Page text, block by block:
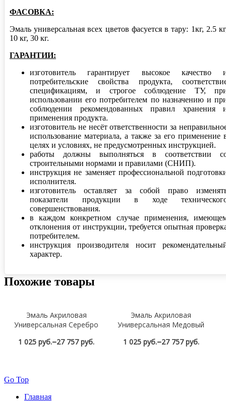
ФАСОВКА:
Эмаль универсальная всех цветов фасуется в тару: 1кг, 2.5
10 кг, 30 кг.
ГАРАНТИИ:
изготовитель гарантирует высокое качество
потребительские свойства продукта,
спецификациям, и строгое соблюдение ТУ,
использовании его потребителем по назначению и
соблюдении рекомендованных правил хранения
применения продукта.
изготовитель не несёт ответственности за
использование материала, а также за его применение
целях и условиях, не предусмотренных инструкцией.
работы должны выполняться в соответствии
строительными нормами и правилами (СНИП).
инструкция не заменяет профессиональной
исполнителя.
изготовитель оставляет за собой право
показатели продукции в ходе
совершенствования.
в каждом конкретном случае применения,
отклонения от инструкции, требуется опытная
потребителем.
инструкция производителя носит
характер.
Похожие товары
Эмаль Акриловая
Универсальная Серебро
1 025 руб.–27 757 руб.
Эмаль Акриловая
Универсальная Медовый
1 025 руб.–27 757 руб.
Go Top
Главная